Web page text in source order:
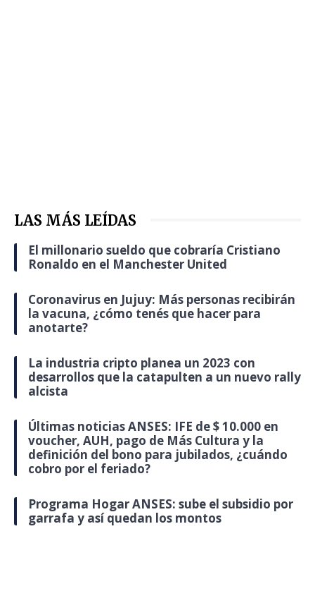
LAS MÁS LEÍDAS
El millonario sueldo que cobraría Cristiano
Ronaldo en el Manchester United
Coronavirus en Jujuy: Más personas recibirán
la vacuna, ¿cómo tenés que hacer para
anotarte?
La industria cripto planea un 2023 con
desarrollos que la catapulten a un nuevo rally
alcista
Últimas noticias ANSES: IFE de $ 10.000 en
voucher, AUH, pago de Más Cultura y la
definición del bono para jubilados, ¿cuándo
cobro por el feriado?
Programa Hogar ANSES: sube el subsidio por
garrafa y así quedan los montos